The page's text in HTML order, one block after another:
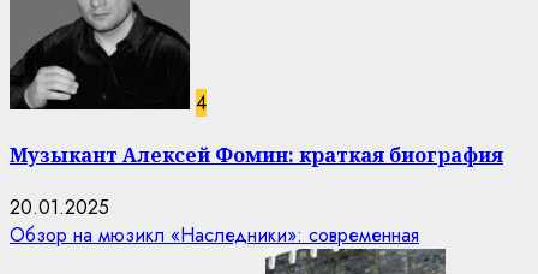
4
Музыкант Алексей Фомин: краткая биография
20.01.2025
Обзор на мюзикл «Наследники»: современная